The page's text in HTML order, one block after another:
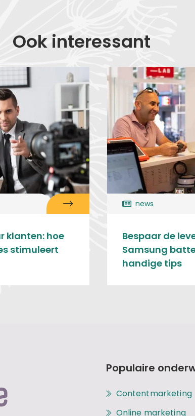
Ook interessant
klanten: hoe
stimuleert
news
Bespaar de
Samsung
handige tips
Populaire
Contentmarketing
Online marketing